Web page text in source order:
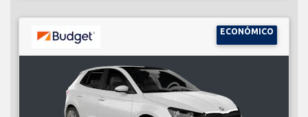
ECONÓMICO